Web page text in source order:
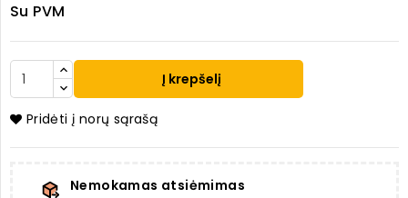
Su PVM
Į krepšelį
Pridėti į norų sąrašą
Nemokamas atsiėmimas